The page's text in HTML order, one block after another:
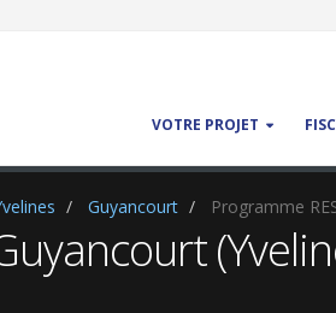
VOTRE PROJET
Guyancourt Programme